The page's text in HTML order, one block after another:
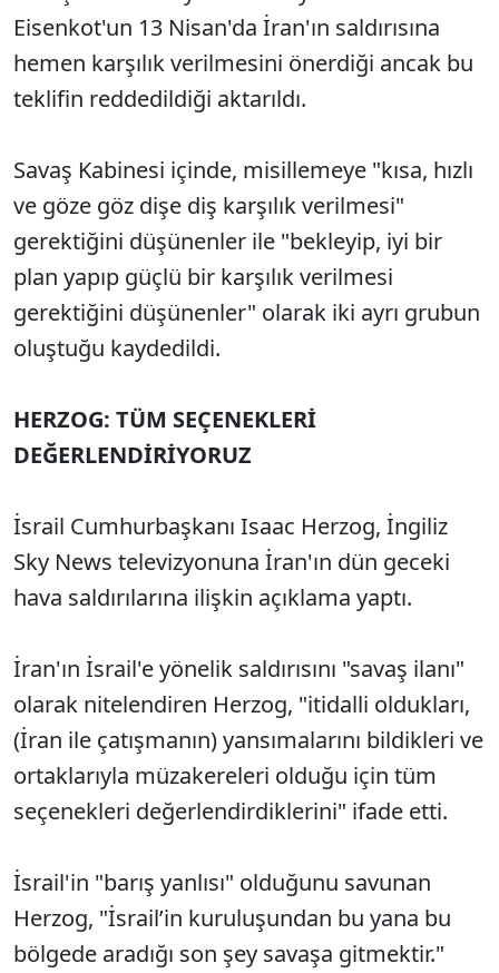
Eisenkot'un 13 Nisan'da İran'ın saldırısına
hemen karşılık verilmesini önerdiği ancak bu
teklifin reddedildiği aktarıldı.
Savaş Kabinesi içinde, misillemeye "kısa, hızlı
ve göze göz dişe diş karşılık verilmesi"
gerektiğini düşünenler ile "bekleyip, iyi bir
plan yapıp güçlü bir karşılık verilmesi
gerektiğini düşünenler" olarak iki ayrı grubun
oluştuğu kaydedildi.
HERZOG: TÜM SEÇENEKLERİ
DEĞERLENDİRİYORUZ
İsrail Cumhurbaşkanı Isaac Herzog, İngiliz
Sky News televizyonuna İran'ın dün geceki
hava saldırılarına ilişkin açıklama yaptı.
İran'ın İsrail'e yönelik saldırısını "savaş ilanı"
olarak nitelendiren Herzog, "itidalli oldukları,
(İran ile çatışmanın) yansımalarını bildikleri ve
ortaklarıyla müzakereleri olduğu için tüm
seçenekleri değerlendirdiklerini" ifade etti.
İsrail'in "barış yanlısı" olduğunu savunan
Herzog, "İsrail’in kuruluşundan bu yana bu
bölgede aradığı son şey savaşa gitmektir."